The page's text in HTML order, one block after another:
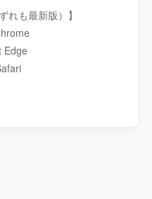
れも最新版）】
Edge